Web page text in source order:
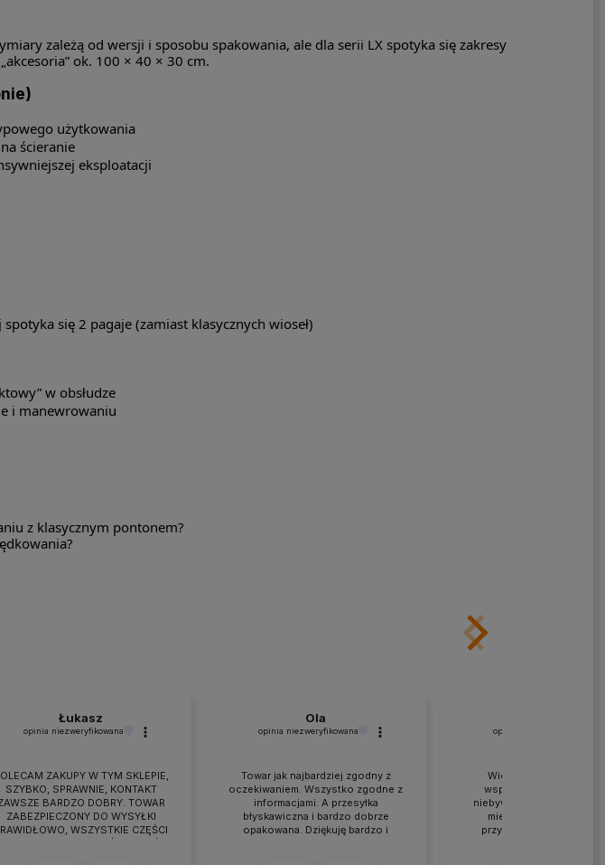
zależą od wersji i sposobu spakowania, ale dla serii LX spotyka się zakresy
ok. 100 × 40 × 30 cm.
użytkowania
ścieranie
eksploatacji
się 2 pagaje (zamiast klasycznych wioseł)
w obsłudze
i manewrowaniu
z klasycznym pontonem?
Łukasz
opinia niezweryfikowana
ZAKUPY W TYM SKLEPIE,
SZYBKO, SPRAWNIE, KONTAKT
BARDZO DOBRY. TOWAR
ZABEZPIECZONY DO WYSYŁKI
WSZYSTKIE CZĘŚCI
BYŁY W ZESTAWIE. jEŻELI KTOŚ
Ola
opinia niezweryfikowana
Towar jak najbardziej zgodny z
oczekiwaniem. Wszystko zgodne z
informacjami. A przesyłka
błyskawiczna i bardzo dobrze
opakowana. Dziękuję bardzo i
opinia niezweryfikowana
Wielkie podziękowania
współpracę i doradztwo
niebywałą skalę. Nie ma
miejsca w Polsce...
przyjechać,